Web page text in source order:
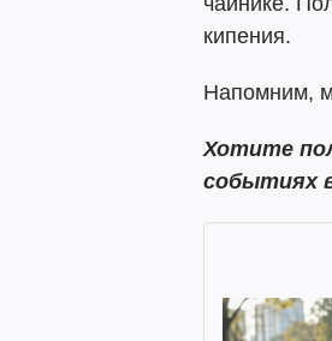
кипения.
Напомним,
Хотите
событиях